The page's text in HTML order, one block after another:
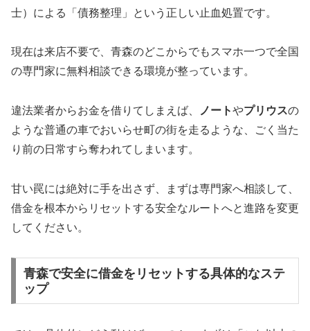
士）による「債務整理」という正しい止血処置です。
現在は来店不要で、青森のどこからでもスマホ一つで全国
の専門家に無料相談できる環境が整っています。
違法業者からお金を借りてしまえば、 ノートやプリウスの
ような普通の車でおいらせ町の街を走るような、ごく当た
り前の日常すら奪われてしまいます。
甘い罠には絶対に手を出さず、まずは専門家へ相談して、
借金を根本からリセットする安全なルートへと進路を変更
してください。
青森で安全に借金をリセットする具体的なステ
ップ